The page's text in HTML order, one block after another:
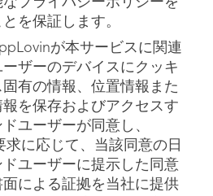
を保証します。
が本サービスに関連
ーザーのデバイスにクッキ
有の情報、位置情報また
を保存およびアクセスす
ユーザーが同意し、
求に応じて、当該同意の日
ユーザーに提示した同意
による証拠を当社に提供